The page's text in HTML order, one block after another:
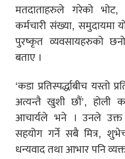
मतदाताहरुले गरेको
कर्मचारी संख्या, समुदायमा
पुरष्कृत व्यवसायहरुको
बताए ।
‘कडा प्रतिस्पर्द्धाबीच यस्तो
अत्यन्तै खुशी छौं’, होली
आचार्यले भने । उनले उक्त
सहयोग गर्ने सबै मित्र,
धन्यवाद तथा आभार पनि